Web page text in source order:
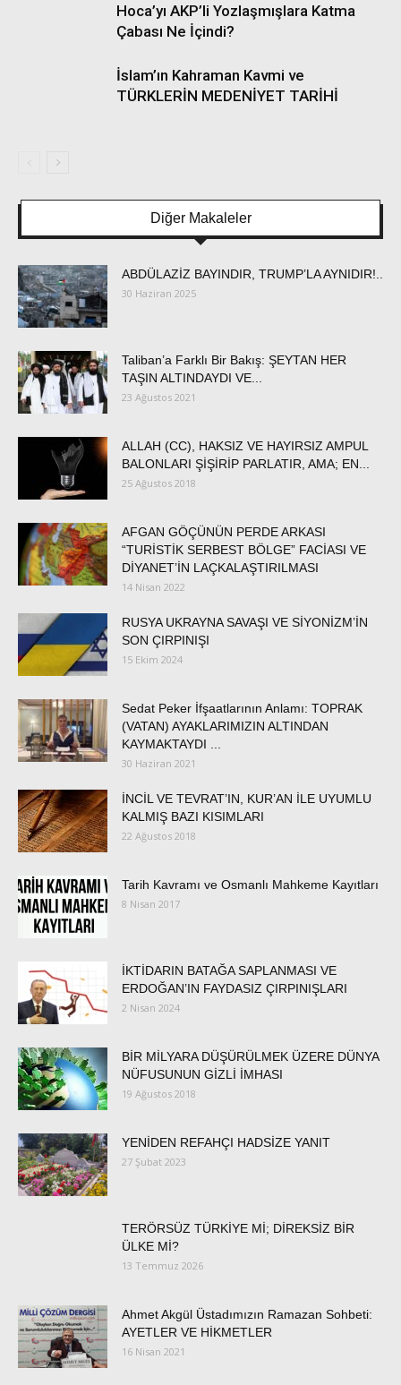
Hoca’yı AKP’li Yozlaşmışlara Katma
Çabası Ne İçindi?
İslam’ın Kahraman Kavmi ve
TÜRKLERİN MEDENİYET TARİHİ
Diğer Makaleler
ABDÜLAZİZ BAYINDIR, TRUMP’LA AYNIDIR!..
30 Haziran 2025
Taliban’a Farklı Bir Bakış: ŞEYTAN HER
TAŞIN ALTINDAYDI VE...
23 Ağustos 2021
ALLAH (CC), HAKSIZ VE HAYIRSIZ AMPUL
BALONLARI ŞİŞİRİP PARLATIR, AMA; EN...
25 Ağustos 2018
AFGAN GÖÇÜNÜN PERDE ARKASI
“TURİSTİK SERBEST BÖLGE” FACİASI VE
DİYANET’İN LAÇKALAŞTIRILMASI
14 Nisan 2022
RUSYA UKRAYNA SAVAŞI VE SİYONİZM’İN
SON ÇIRPINIŞI
15 Ekim 2024
Sedat Peker İfşaatlarının Anlamı: TOPRAK
(VATAN) AYAKLARIMIZIN ALTINDAN
KAYMAKTAYDI ...
30 Haziran 2021
İNCİL VE TEVRAT’IN, KUR’AN İLE UYUMLU
KALMIŞ BAZI KISIMLARI
22 Ağustos 2018
Tarih Kavramı ve Osmanlı Mahkeme Kayıtları
8 Nisan 2017
İKTİDARIN BATAĞA SAPLANMASI VE
ERDOĞAN’IN FAYDASIZ ÇIRPINIŞLARI
2 Nisan 2024
BİR MİLYARA DÜŞÜRÜLMEK ÜZERE DÜNYA
NÜFUSUNUN GİZLİ İMHASI
19 Ağustos 2018
YENİDEN REFAHÇI HADSİZE YANIT
27 Şubat 2023
TERÖRSÜZ TÜRKİYE Mİ; DİREKSİZ BİR
ÜLKE Mİ?
13 Temmuz 2026
Ahmet Akgül Üstadımızın Ramazan Sohbeti:
AYETLER VE HİKMETLER
16 Nisan 2021